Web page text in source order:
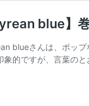
blue】
blueさんは、ポッ
象的ですが、言葉の